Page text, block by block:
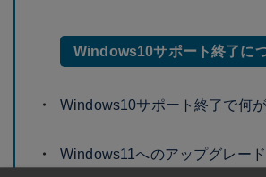
Windows10サポート終了に
Windows10サポート終了で何
Windows11へのアップグレード